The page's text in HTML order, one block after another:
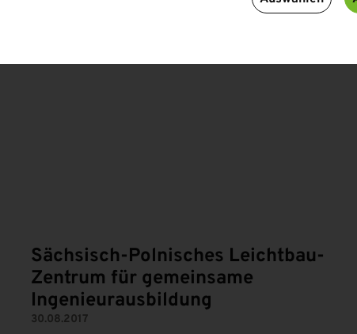
Sächsisch-Polnisches Leichtbau-
Zentrum für gemeinsame
Ingenieurausbildung
30.08.2017